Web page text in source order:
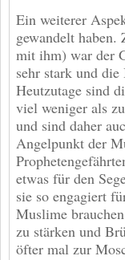
Ein weiterer
gewandelt haben.
mit ihm) war der
sehr stark und
Heutzutage sind
viel weniger als
und sind daher
Angelpunkt der
etwas für den
sie so engagiert
Muslime
zu stärken und
öfter mal zur